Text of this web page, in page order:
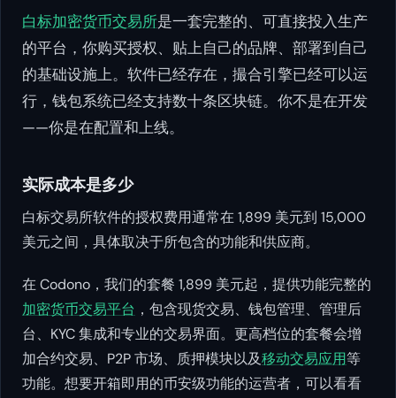
白标加密货币交易所是一套完整的、可直接投入生产
的平台，你购买授权、贴上自己的品牌、部署到自己
的基础设施上。软件已经存在，撮合引擎已经可以运
行，钱包系统已经支持数十条区块链。你不是在开发
——你是在配置和上线。
实际成本是多少
白标交易所软件的授权费用通常在 1,899 美元到 15,000
美元之间，具体取决于所包含的功能和供应商。
在 Codono，我们的套餐 1,899 美元起，提供功能完整的
加密货币交易平台 ，包含现货交易、钱包管理、管理后
台、KYC 集成和专业的交易界面。更高档位的套餐会增
加合约交易、P2P 市场、质押模块以及移动交易应用等
功能。想要开箱即用的币安级功能的运营者，可以看看